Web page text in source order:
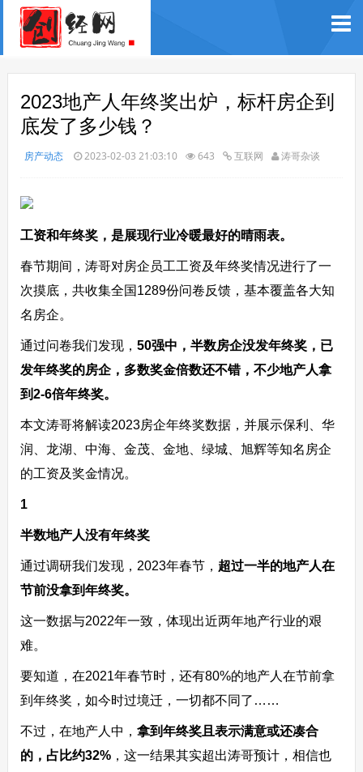
2023地产人年终奖出炉，标杆房企到
底发了多少钱？
房产动态 2023-02-03 21:03:10 643 互联网 涛哥杂谈
工资和年终奖，是展现行业冷暖最好的晴雨表。
春节期间，涛哥对房企员工工资及年终奖情况进行了一
次摸底，共收集全国1289份问卷反馈，基本覆盖各大知
名房企。
通过问卷我们发现， 50强中，半数房企没发年终奖，已
发年终奖的房企，多数奖金倍数还不错，不少地产人拿
到2-6倍年终奖。
本文涛哥将解读2023房企年终奖数据，并展示保利、华
润、龙湖、中海、金茂、金地、绿城、旭辉等知名房企
的工资及奖金情况。
1
半数地产人没有年终奖
通过调研我们发现，2023年春节， 超过一半的地产人在
节前没拿到年终奖。
这一数据与2022年一致，体现出近两年地产行业的艰
难。
要知道，在2021年春节时，还有80%的地产人在节前拿
到年终奖，如今时过境迁，一切都不同了……
不过，在地产人中， 拿到年终奖且表示满意或还凑合
的，占比约32%，这一结果其实超出涛哥预计，相信也